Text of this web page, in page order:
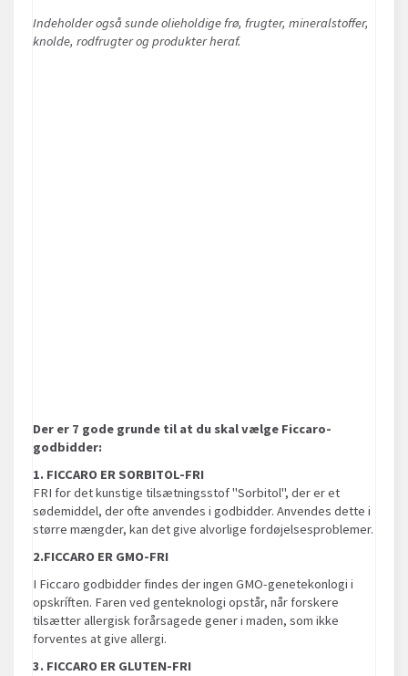
Indeholder også sunde olieholdige frø, frugter, mineralstoffer,
knolde, rodfrugter og produkter heraf.
Der er 7 gode grunde til at du skal vælge Ficcaro-
godbidder:
1. FICCARO ER SORBITOL-FRI
FRI for det kunstige tilsætningsstof "Sorbitol", der er et
sødemiddel, der ofte anvendes i godbidder. Anvendes dette i
større mængder, kan det give alvorlige fordøjelsesproblemer.
2.FICCARO ER GMO-FRI
I Ficcaro godbidder findes der ingen GMO-genetekonlogi i
opskríften. Faren ved genteknologi opstår, når forskere
tilsætter allergisk forårsagede gener i maden, som ikke
forventes at give allergi.
3. FICCARO ER GLUTEN-FRI